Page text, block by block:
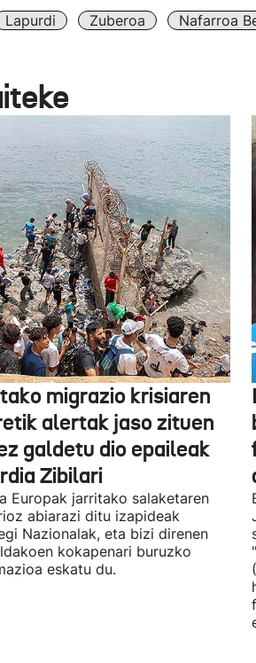
Lapurdi
Zuberoa Nafarroa
migrazio krisiaren
alertak jaso zituen
galdetu dio epaileak
Zibilari
Europak jarritako salaketaren
abiarazi ditu izapideak
Nazionalak, eta bizi direnen
kokapenari buruzko
eskatu du.